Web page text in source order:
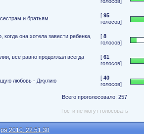
и братьям [ 95
голосов]
она хотела завести ребенка,
[ 8
голосов]
все равно продолжал всегда
[ 61
голосов]
любовь - Джулию [ 40
голосов]
Всего проголосовало: 257
Гости не могут голосовать
2010, 22:51:30